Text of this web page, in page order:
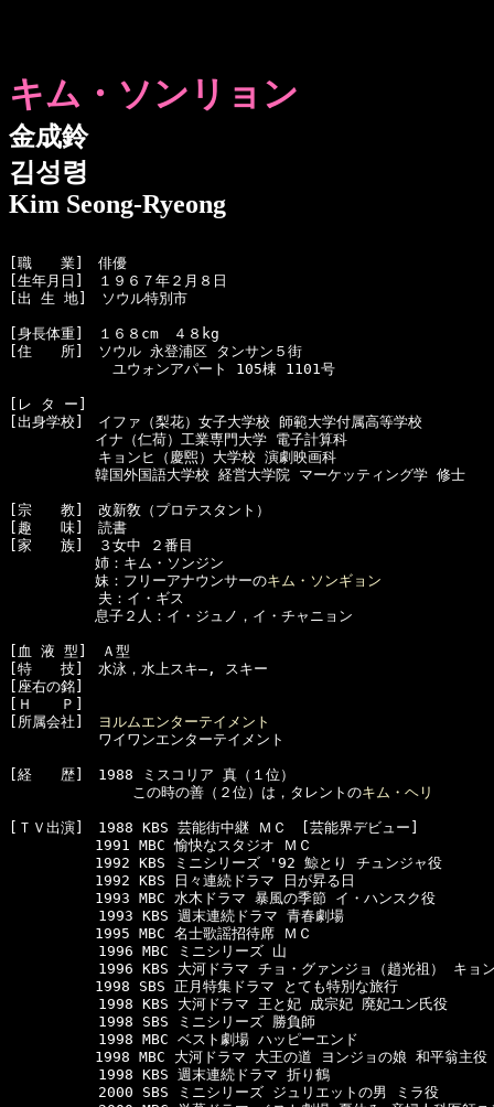
キム・ソンリョン
金成鈴
김성령
Kim Seong-Ryeong
[職　　業]　俳優
[生年月日]　１９６７年２月８日
[出 生 地]　ソウル特別市
[身長体重]　１６８cm　４８kg
[住　　所]　ソウル 永登浦区 タンサン５街
  　　　　　　ユウォンアパート 105棟 1101号
[レ タ ー]
[出身学校]　イファ（梨花）女子大学校 師範大学付属高等学校
イナ（仁荷）工業専門大学 電子計算科
  　　　　　キョンヒ（慶煕）大学校 演劇映画科
韓国外国語大学校 経営大学院 マーケッティング学 修士
[宗　　教]　改新敎（プロテスタント）
[趣　　味]　読書
[家　　族]　３女中 ２番目
姉：キム・ソンジン
妹：フリーアナウンサーのキム・ソンギョン
  　　　　　夫：イ・ギス
息子２人：イ・ジュノ，イ・チャニョン
[血 液 型]　Ａ型
[特　　技]　水泳，水上スキ―, スキー
[座右の銘]
[Ｈ　　Ｐ]
[所属会社]
ヨルムエンターテイメント
  　　　　　ワイワンエンターテイメント
[経　　歴]　1988 ミスコリア 真（１位）
この時の善（２位）は，タレントのキム・ヘリ
[ＴＶ出演]　1988 KBS 芸能街中継 ＭＣ　[芸能界デビュー]
1991 MBC 愉快なスタジオ ＭＣ
1992 KBS ミニシリーズ '92 鯨とり チュンジャ役
1992 KBS 日々連続ドラマ 日が昇る日
1993 MBC 水木ドラマ 暴風の季節 イ・ハンスク役
  　　　　　1993 KBS 週末連続ドラマ 青春劇場
1995 MBC 名士歌謡招待席 ＭＣ
  　　　　　1996 MBC ミニシリーズ 山
　　　　　1996 KBS 大河ドラマ チョ・グァンジョ（趙光祖） キョ
1998 SBS 正月特集ドラマ とても特別な旅行
  　　　　　1998 KBS 大河ドラマ 王と妃 成宗妃 廃妃ユン氏役
  　　　　　1998 SBS ミニシリーズ 勝負師
  　　　　　1998 MBC ベスト劇場 ハッピーエンド
1998 MBC 大河ドラマ 大王の道 ヨンジョの娘 和平翁主役
  　　　　　1998 KBS 週末連続ドラマ 折り鶴
  　　　　　2000 SBS ミニシリーズ ジュリエットの男 ミラ役